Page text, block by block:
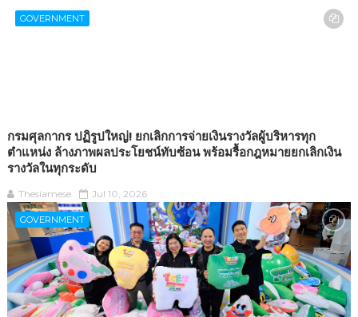
GOVERNMENT
กรมศุลกากร ปฏิรูปใหญ่! ยกเลิกการจ่ายเงินรางวัลผู้บริหารทุก
ตำแหน่ง ล้างภาพผลประโยชน์ทับซ้อน พร้อมรื้อกฎหมายยกเลิกเงิน
รางวัลในทุกระดับ
Thesiamese Jul 10, 2026
GOVERNMENT